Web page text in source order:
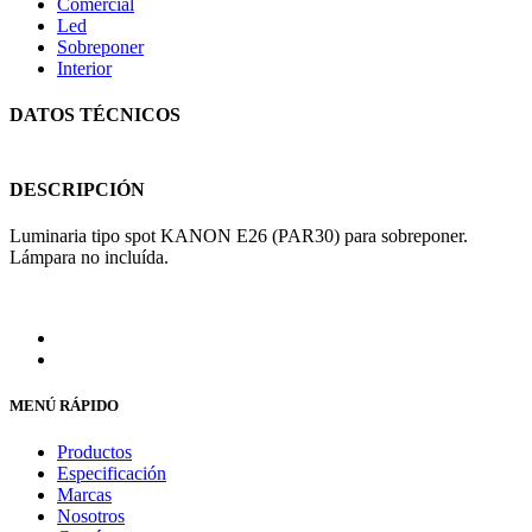
Comercial
Led
Sobreponer
Interior
DATOS TÉCNICOS
DESCRIPCIÓN
Luminaria tipo spot KANON E26 (PAR30) para sobreponer.
Lámpara no incluída.
MENÚ RÁPIDO
Productos
Especificación
Marcas
Nosotros